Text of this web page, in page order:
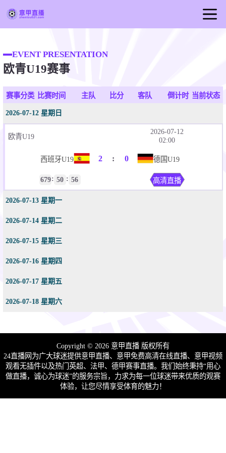
意甲直播
足球直播
篮球直播
意甲录像
EVENT PRESENTATION
欧青U19赛事
赛事分类 比赛时间 主队 比分 客队 倒计时 当前状态
2026-07-12 星期日
欧青U19
2026-07-12
02:00
西班牙U19 2 : 0 德国U19
679: 50 : 56 高清直播
2026-07-13 星期一
2026-07-14 星期二
2026-07-15 星期三
2026-07-16 星期四
2026-07-17 星期五
2026-07-18 星期六
Copyright © 2026 意甲直播 版权所有
24直播网为广大球迷提供意甲直播、意甲免费高清在线直播、意甲视频
观看无插件以及热门英超、法甲、德甲赛事直播。我们始终秉持“用心
做直播，诚心为球迷”的服务宗旨，力求为每一位球迷带来优质的观赛
体验，让您尽情享受体育的魅力！